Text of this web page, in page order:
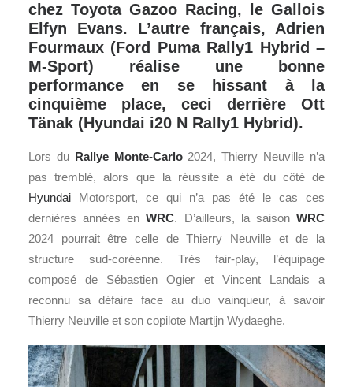
chez Toyota Gazoo Racing, le Gallois
Elfyn Evans. L’autre français, Adrien
Fourmaux (Ford Puma Rally1 Hybrid –
M-Sport) réalise une bonne
performance en se hissant à la
cinquième place, ceci derrière Ott
Tänak (Hyundai i20 N Rally1 Hybrid).
Lors du Rallye Monte-Carlo2024, Thierry Neuville n’a
pas tremblé, alors que la réussite a été du côté de
Hyundai Motorsport, ce qui n’a pas été le cas ces
dernières années enWRC. D’ailleurs, la saisonWRC
2024 pourrait être celle de Thierry Neuville et de la
structure sud-coréenne. Très fair-play, l’équipage
composé de Sébastien Ogier et Vincent Landais a
reconnu sa défaire face au duo vainqueur, à savoir
Thierry Neuville et son copilote Martijn Wydaeghe.